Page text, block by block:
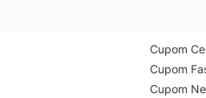
Cupom
Cupom
Cupom